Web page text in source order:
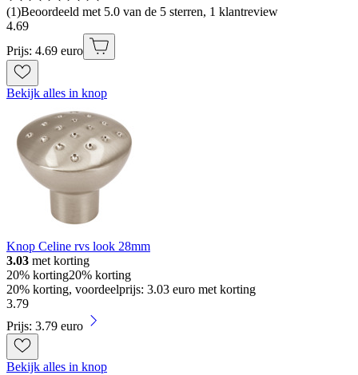
(1)Beoordeeld met 5.0 van de 5 sterren, 1 klantreview
4.69
Prijs: 4.69 euro
Bekijk alles in knop
Knop Celine rvs look 28mm
3.03 met korting
20% korting20% korting
20% korting, voordeelprijs: 3.03 euro met korting
3.79
Prijs: 3.79 euro
Bekijk alles in knop